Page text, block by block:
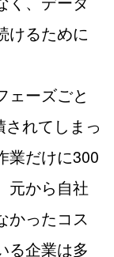
けるために
ェーズごと
れてしまっ
業だけに300
元から自社
かったコス
る企業は多